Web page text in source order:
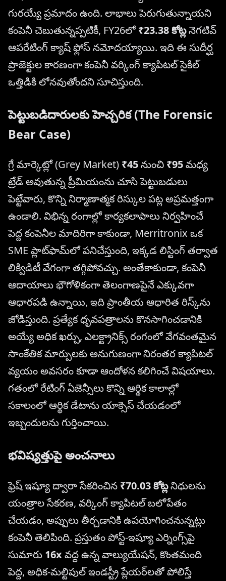
గురయ్యే ప్రమాదం ఉంది. లాభాలు పెరుగుతున్నాయని
కంపెనీ చెబుతున్నప్పటికీ, FY26లో₹23.38 కోట్లనెగటివ్
ఆపరేటింగ్ క్యాష్ ఫ్లోస్ నమోదయ్యాయి. ఇది ఈ సుదీర్ఘ
ప్రాజెక్టుల కారణంగా కంపెనీ వర్కింగ్ క్యాపిటల్ సైకిల్
ఒత్తిడికి లోనవుతోందని సూచిస్తుంది.
పెట్టుబడిదారులకు హెచ్చరిక (The Forensic
Bear Case)
గ్రే మార్కెట్లో (Grey Market) ₹45నుంచి ₹95మధ్య
ట్రేడ్ అవుతున్న ప్రీమియంను చూసి పెట్టుబడులు
పెట్టేవారు, కొన్ని నిర్మాణాత్మక రిస్కుల పట్ల అప్రమత్తంగా
ఉండాలి. విభిన్న రంగాల్లో కార్యకలాపాలు నిర్వహించే
పెద్ద కంపెనీల మాదిరిగా కాకుండా, Merritronix ఒక
SME ప్లాట్‌ఫామ్‌లో పనిచేస్తుంది, ఇక్కడ లిస్టింగ్ తర్వాత
లిక్విడిటీ వేగంగా తగ్గిపోవచ్చు. అంతేకాకుండా, కంపెనీ
ఆదాయాలు భౌగోళికంగా తెలంగాణపైనే ఎక్కువగా
ఆధారపడి ఉన్నాయి, ఇది ప్రాంతీయ ఆధారిత రిస్క్‌ను
జోడిస్తుంది. ప్రత్యేక ధృవపత్రాలను కొనసాగించడానికి
అయ్యే అధిక ఖర్చు, ఎలక్ట్రానిక్స్ రంగంలో వేగవంతమైన
సాంకేతిక మార్పులకు అనుగుణంగా నిరంతర క్యాపిటల్
వ్యయం అవసరం కూడా ఆందోళన కలిగించే విషయాలు.
గతంలో రేటింగ్ ఏజెన్సీలు కొన్ని ఆర్థిక కాలాల్లో
సకాలంలో ఆర్థిక డేటాను యాక్సెస్ చేయడంలో
ఇబ్బందులను గుర్తించాయి.
భవిష్యత్తుపై అంచనాలు
ఫ్రెష్ ఇష్యూ ద్వారా సేకరించిన ₹70.03 కోట్లనిధులను
యంత్రాల సేకరణ, వర్కింగ్ క్యాపిటల్ బలోపేతం
చేయడం, అప్పులు తీర్చడానికి ఉపయోగించనున్నట్లు
కంపెనీ తెలిపింది. ప్రస్తుతం పోస్ట్-ఇష్యూ ఎర్నింగ్స్‌పై
సుమారు 16xవద్ద ఉన్న వాల్యుయేషన్, కొంతమంది
పెద్ద, అధిక-మల్టిపుల్ ఇండస్ట్రీ ప్లేయర్‌లతో పోలిస్తే